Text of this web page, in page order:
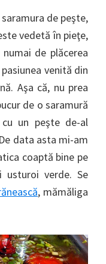
de peşte,
vedetă în pieţe,
de plăcerea
venită din
Aşa că, nu prea
de o saramură
un peşte de-al
data asta mi-am
coaptă bine pe
verde. Se
, mămăliga